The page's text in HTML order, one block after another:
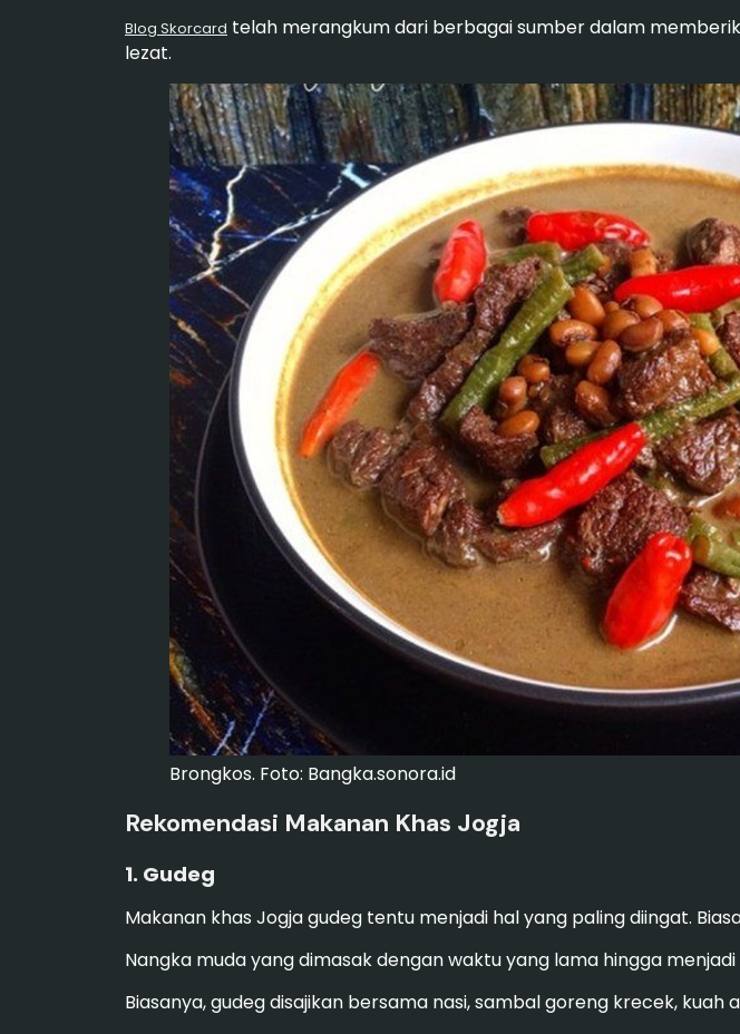
Blog Skorcard telah merangkum dari berbagai sumber dalam
lezat.
Brongkos. Foto: Bangka.sonora.id
Rekomendasi Makanan Khas Jogja
1. Gudeg
Makanan khas Jogja gudeg tentu menjadi hal yang paling diingat.
Nangka muda yang dimasak dengan waktu yang lama hingga
Biasanya, gudeg disajikan bersama nasi, sambal goreng krecek,